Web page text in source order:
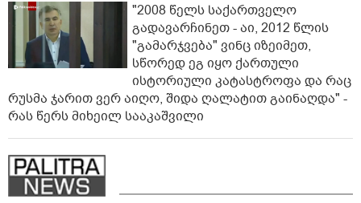
"2008 წელს საქართველო
გადავარჩინეთ - აი, 2012 წლის
"გამარჯვება" ვინც იზეიმეთ,
სწორედ ეგ იყო ქართული
ისტორიული კატასტროფა და რაც
რუსმა ჯარით ვერ აიღო, შიდა ღალატით გაინაღდა" -
რას წერს მიხეილ სააკაშვილი